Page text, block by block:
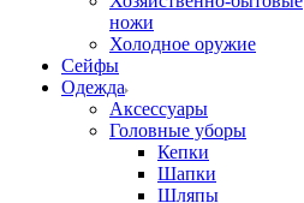
ножи
Холодное оружие
Сейфы
Одежда
Аксессуары
Головные уборы
Кепки
Шапки
Шляпы